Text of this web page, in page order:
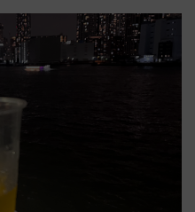
谷実アレンジの特別仕様へ、8月
5日始発から